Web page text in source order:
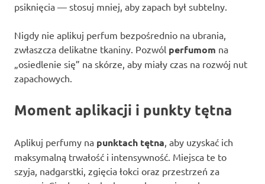
psiknięcia — stosuj mniej, aby zapach był subtelny.
Nigdy nie aplikuj perfum bezpośrednio na ubrania,
zwłaszcza delikatne tkaniny. Pozwól perfumom na
„osiedlenie się” na skórze, aby miały czas na rozwój nut
zapachowych.
Moment aplikacji i punkty tętna
Aplikuj perfumy na punktach tętna, aby uzyskać ich
maksymalną trwałość i intensywność. Miejsca te to
szyja, nadgarstki, zgięcia łokci oraz przestrzeń za